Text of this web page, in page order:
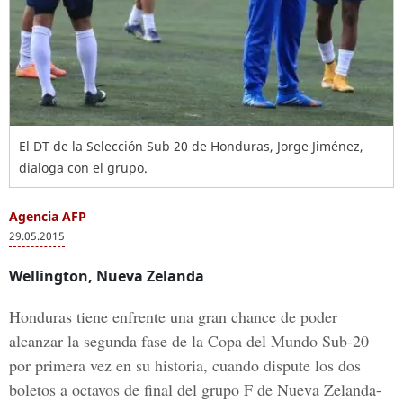
El DT de la Selección Sub 20 de Honduras, Jorge Jiménez,
dialoga con el grupo.
Agencia AFP
29.05.2015
Wellington, Nueva Zelanda
Honduras tiene enfrente una gran chance de poder
alcanzar la segunda fase de la Copa del Mundo Sub-20
por primera vez en su historia, cuando dispute los dos
boletos a octavos de final del grupo F de Nueva Zelanda-